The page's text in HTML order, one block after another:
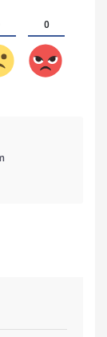
0